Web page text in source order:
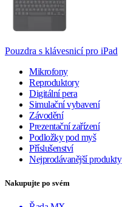
Pouzdra s klávesnicí pro iPad
Mikrofony
Reproduktory
Digitální pera
Simulační vybavení
Závodění
Prezentační zařízení
Podložky pod myš
Příslušenství
Nejprodávanější produkty
Nakupujte po svém